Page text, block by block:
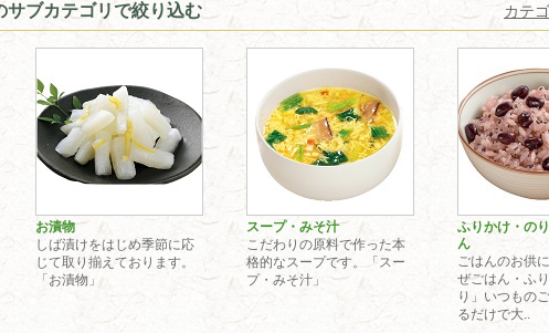
サブカテゴリで絞り込む カテ
お漬物
しば漬けをはじめ季節に応
じて取り揃えております。
「お漬物」
スープ・みそ汁
こだわりの原料で作った本
格的なスープです。「スー
プ・みそ汁」
ふりかけ・の
ん
ごはんのお供
ぜごはん・ふ
り」いつもの
るだけで大..